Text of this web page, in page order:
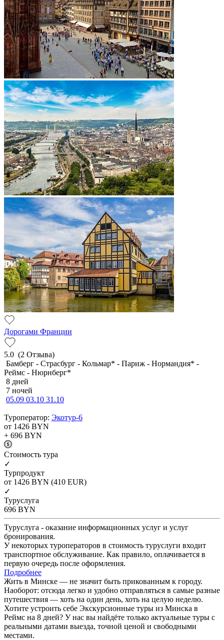
Дорогами Франции
5.0 (2 Отзыва)
Бамберг - Страсбург - Кольмар* - Париж - Нормандия* -
Реймс - Нюрнберг*
8 дней
7 ночей
05.09 03.10 31.10
Туроператор: Экотур-6
от 1426 BYN
+ 696 BYN
Cтоимость тура
✓
Турпродукт
от 1426 BYN (410 EUR)
✓
Туруслуга
696 BYN
Туруслуга - оказание информационных услуг и услуг
бронирования.
У некоторых туроператоров в стоимость туруслуги входит
транспортное обслуживание. Как правило, оплачивается в
первую очередь после оформления.
Подробнее
Жить в Минске — не значит быть прикованным к городу.
Наоборот: отсюда легко и удобно отправляться в самые разные
путешествия — хоть на один день, хоть на целую неделю.
Хотите устроить себе Экскурсионные туры из Минска в
Реймс на 8 дней? У нас вы найдёте только актуальные туры с
реальными датами выезда, точной ценой и свободными
местами.